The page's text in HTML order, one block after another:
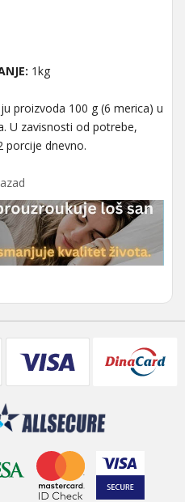
1kg
proizvoda 100 g (6 merica) u
U zavisnosti od potrebe,
porcije dnevno.